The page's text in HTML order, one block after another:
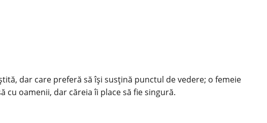
dar care preferă să îşi susţină punctul de vedere; o femeie
cu oamenii, dar căreia îi place să fie singură.